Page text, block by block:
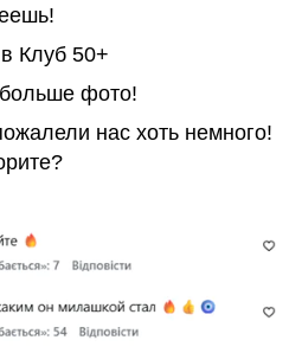
Клуб 50+
фото!
нас хоть немного!